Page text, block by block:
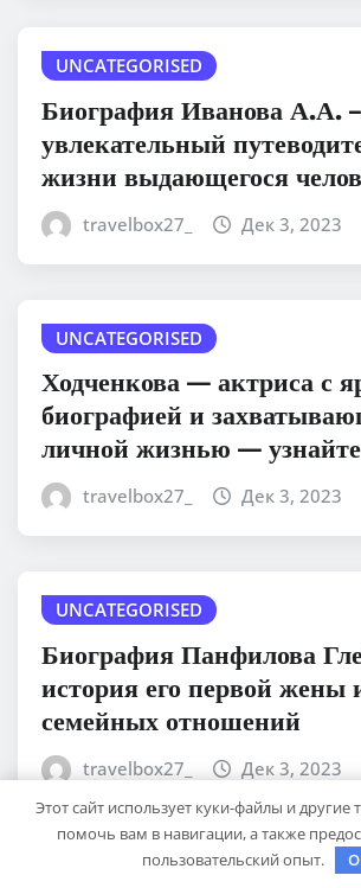
UNCATEGORISED
Биография Иванова А.А. –
увлекательный
жизни выдающегося
travelbox27_ Дек 3, 2023
UNCATEGORISED
Ходченкова — актриса с
биографией и
личной жизнью —
travelbox27_ Дек 3, 2023
UNCATEGORISED
Биография Панфилова
история его первой жены
семейных отношений
travelbox27_ Дек 3, 2023
Этот сайт использует куки-файлы и другие
помочь вам в навигации, а также
пользовательский опыт.